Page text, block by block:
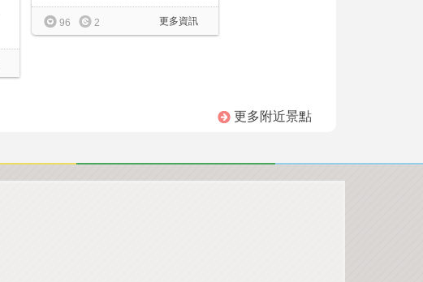
更多資訊
96 2
更多附近景點